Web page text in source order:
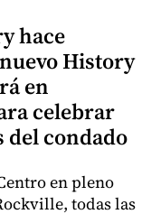
hace
History
en
celebrar
del condado
en pleno
todas las